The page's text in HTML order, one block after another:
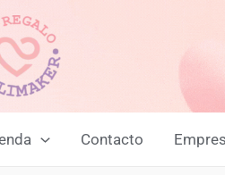
Contacto